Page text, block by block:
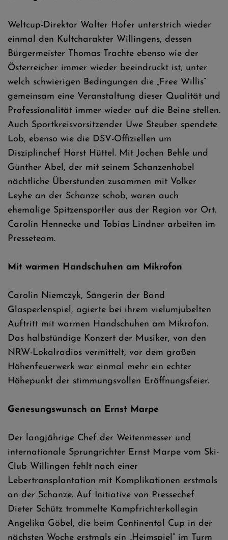
Weltcup-Direktor Walter Hofer unterstrich wieder
einmal den Kultcharakter Willingens, dessen
Bürgermeister Thomas Trachte ebenso wie der
Österreicher immer wieder beeindruckt ist, unter
welch schwierigen Bedingungen die „Free Willis“
gemeinsam eine Veranstaltung dieser Qualität und
Professionalität immer wieder auf die Beine stellen.
Auch Sportkreisvorsitzender Uwe Steuber spendete
Lob, ebenso wie die DSV-Offiziellen um
Disziplinchef Horst Hüttel. Mit Jochen Behle und
Günther Abel, der mit seinem Schanzenhobel
nächtliche Überstunden zusammen mit Volker
Leyhe an der Schanze schob, waren auch
ehemalige Spitzensportler aus der Region vor Ort.
Carolin Hennecke und Tobias Lindner arbeiten im
Presseteam.
Mit warmen Handschuhen am Mikrofon
Carolin Niemczyk, Sängerin der Band
Glasperlenspiel, agierte bei ihrem vielumjubelten
Auftritt mit warmen Handschuhen am Mikrofon.
Das halbstündige Konzert der Musiker, von den
NRW-Lokalradios vermittelt, vor dem großen
Höhenfeuerwerk war einmal mehr ein echter
Höhepunkt der stimmungsvollen Eröffnungsfeier.
Genesungswunsch an Ernst Marpe
Der langjährige Chef der Weitenmesser und
internationale Sprungrichter Ernst Marpe vom Ski-
Club Willingen fehlt nach einer
Lebertransplantation mit Komplikationen erstmals
an der Schanze. Auf Initiative von Pressechef
Dieter Schütz trommelte Kampfrichterkollegin
Angelika Göbel, die beim Continental Cup in der
nächsten Woche erstmals ein „Heimspiel“ im Turm